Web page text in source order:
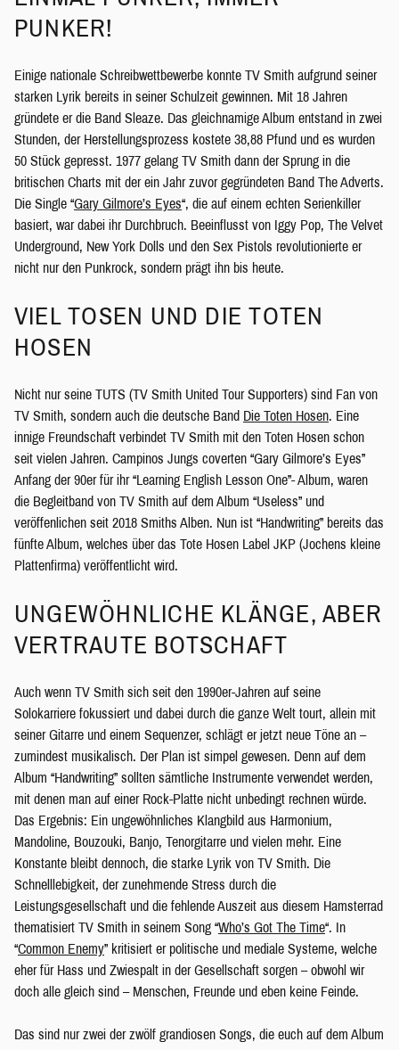
PUNKER!
Einige nationale Schreibwettbewerbe konnte TV Smith aufgrund seiner
starken Lyrik bereits in seiner Schulzeit gewinnen. Mit 18 Jahren
gründete er die Band Sleaze. Das gleichnamige Album entstand in zwei
Stunden, der Herstellungsprozess kostete 38,88 Pfund und es wurden
50 Stück gepresst. 1977 gelang TV Smith dann der Sprung in die
britischen Charts mit der ein Jahr zuvor gegründeten Band The Adverts.
Die Single “Gary Gilmore’s Eyes“, die auf einem echten Serienkiller
basiert, war dabei ihr Durchbruch. Beeinflusst von Iggy Pop, The Velvet
Underground, New York Dolls und den Sex Pistols revolutionierte er
nicht nur den Punkrock, sondern prägt ihn bis heute.
VIEL TOSEN UND DIE TOTEN
HOSEN
Nicht nur seine TUTS (TV Smith United Tour Supporters) sind Fan von
TV Smith, sondern auch die deutsche Band Die Toten Hosen. Eine
innige Freundschaft verbindet TV Smith mit den Toten Hosen schon
seit vielen Jahren. Campinos Jungs coverten “Gary Gilmore’s Eyes”
Anfang der 90er für ihr “Learning English Lesson One”- Album, waren
die Begleitband von TV Smith auf dem Album “Useless” und
veröffenlichen seit 2018 Smiths Alben. Nun ist “Handwriting” bereits das
fünfte Album, welches über das Tote Hosen Label JKP (Jochens kleine
Plattenfirma) veröffentlicht wird.
UNGEWÖHNLICHE KLÄNGE, ABER
VERTRAUTE BOTSCHAFT
Auch wenn TV Smith sich seit den 1990er-Jahren auf seine
Solokarriere fokussiert und dabei durch die ganze Welt tourt, allein mit
seiner Gitarre und einem Sequenzer, schlägt er jetzt neue Töne an –
zumindest musikalisch. Der Plan ist simpel gewesen. Denn auf dem
Album “Handwriting” sollten sämtliche Instrumente verwendet werden,
mit denen man auf einer Rock-Platte nicht unbedingt rechnen würde.
Das Ergebnis: Ein ungewöhnliches Klangbild aus Harmonium,
Mandoline, Bouzouki, Banjo, Tenorgitarre und vielen mehr. Eine
Konstante bleibt dennoch, die starke Lyrik von TV Smith. Die
Schnelllebigkeit, der zunehmende Stress durch die
Leistungsgesellschaft und die fehlende Auszeit aus diesem Hamsterrad
thematisiert TV Smith in seinem Song “Who’s Got The Time“. In
“Common Enemy” kritisiert er politische und mediale Systeme, welche
eher für Hass und Zwiespalt in der Gesellschaft sorgen – obwohl wir
doch alle gleich sind – Menschen, Freunde und eben keine Feinde.
Das sind nur zwei der zwölf grandiosen Songs, die euch auf dem Album